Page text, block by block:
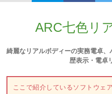
ARC七色リ
綺麗なリアルボディーの実務電卓
歴表示・電卓
ここで紹介しているソフトウェ